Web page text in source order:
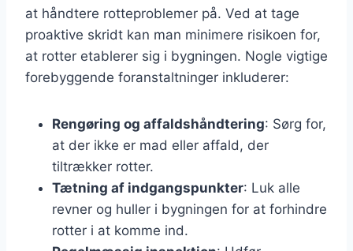
at håndtere rotteproblemer på. Ved at tage
proaktive skridt kan man minimere risikoen for,
at rotter etablerer sig i bygningen. Nogle vigtige
forebyggende foranstaltninger inkluderer:
Rengøring og affaldshåndtering: Sørg for,
at der ikke er mad eller affald, der
tiltrækker rotter.
Tætning af indgangspunkter: Luk alle
revner og huller i bygningen for at forhindre
rotter i at komme ind.